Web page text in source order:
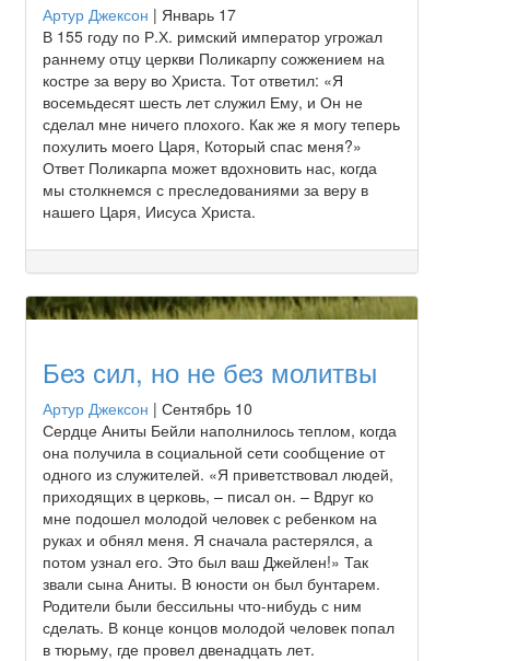
Артур Джексон | Январь 17
В 155 году по Р.Х. римский император угрожал
раннему отцу церкви Поликарпу сожжением на
костре за веру во Христа. Тот ответил: «Я
восемьдесят шесть лет служил Ему, и Он не
сделал мне ничего плохого. Как же я могу теперь
похулить моего Царя, Который спас меня?»
Ответ Поликарпа может вдохновить нас, когда
мы столкнемся с преследованиями за веру в
нашего Царя, Иисуса Христа.
Без сил, но не без молитвы
Артур Джексон | Сентябрь 10
Сердце Аниты Бейли наполнилось теплом, когда
она получила в социальной сети сообщение от
одного из служителей. «Я приветствовал людей,
приходящих в церковь, – писал он. – Вдруг ко
мне подошел молодой человек с ребенком на
руках и обнял меня. Я сначала растерялся, а
потом узнал его. Это был ваш Джейлен!» Так
звали сына Аниты. В юности он был бунтарем.
Родители были бессильны что-нибудь с ним
сделать. В конце концов молодой человек попал
в тюрьму, где провел двенадцать лет.